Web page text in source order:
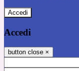
Accedi
Accedi
button close ×